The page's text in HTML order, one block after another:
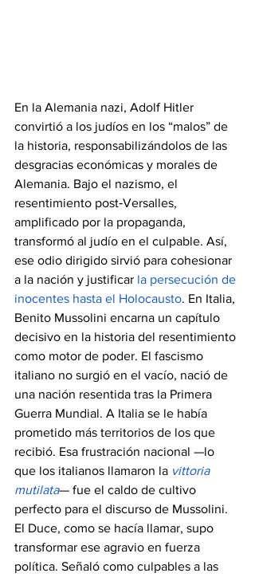
En la Alemania nazi, Adolf Hitler
convirtió a los judíos en los “malos” de
la historia, responsabilizándolos de las
desgracias económicas y morales de
Alemania. Bajo el nazismo, el
resentimiento post‑Versalles,
amplificado por la propaganda,
transformó al judío en el culpable. Así,
ese odio dirigido sirvió para cohesionar
a la nación y justificar la persecución de
inocentes hasta el Holocausto. En Italia,
Benito Mussolini encarna un capítulo
decisivo en la historia del resentimiento
como motor de poder. El fascismo
italiano no surgió en el vacío, nació de
una nación resentida tras la Primera
Guerra Mundial. A Italia se le había
prometido más territorios de los que
recibió. Esa frustración nacional —lo
que los italianos llamaron la vittoria
mutilata— fue el caldo de cultivo
perfecto para el discurso de Mussolini.
El Duce, como se hacía llamar, supo
transformar ese agravio en fuerza
política. Señaló como culpables a las